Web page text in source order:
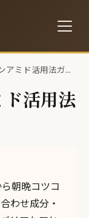
アミド活用法ガ...
ド活用法
朝晩コツコ
わせ成分・